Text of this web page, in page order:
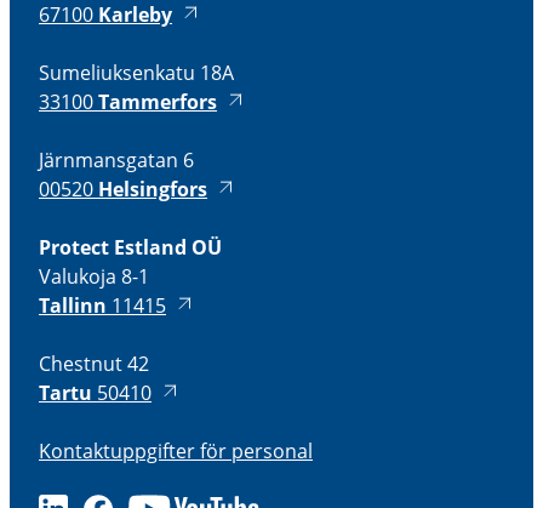
67100 Karleby
Sumeliuksenkatu 18A
33100Tammerfors
Järnmansgatan 6
00520 Helsingfors
Protect Estland OÜ
Valukoja 8-1
Tallinn 11415
Chestnut 42
Tartu 50410
Kontaktuppgifter för personal